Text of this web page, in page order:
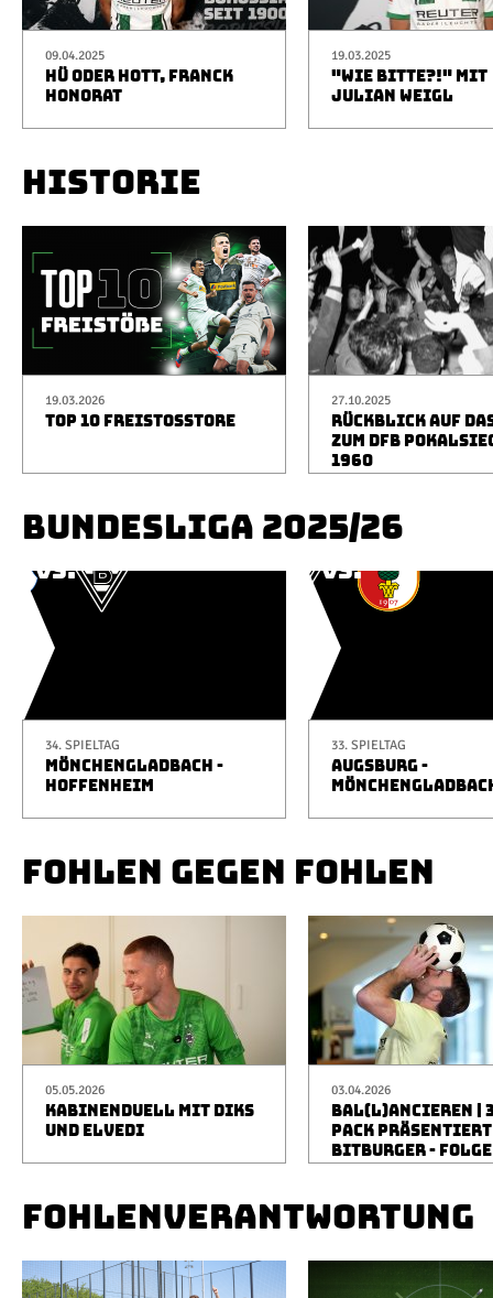
09.04.2025
HÜ ODER HOTT, FRANCK
HONORAT
19.03.2025
"WIE BITTE?!" MIT
JULIAN WEIGL
HISTORIE
19.03.2026
TOP 10 FREISTOSSTORE
27.10.2025
RÜCKBLICK AUF
ZUM DFB
1960
BUNDESLIGA 2025/26
34. SPIELTAG
MÖNCHENGLADBACH -
HOFFENHEIM
33. SPIELTAG
AUGSBURG -
FOHLEN GEGEN FOHLEN
05.05.2026
KABINENDUELL MIT DIKS
UND ELVEDI
03.04.2026
BAL(L)ANCIEREN |
PACK
BITBURGER -
FOHLENVERANTWORTUNG